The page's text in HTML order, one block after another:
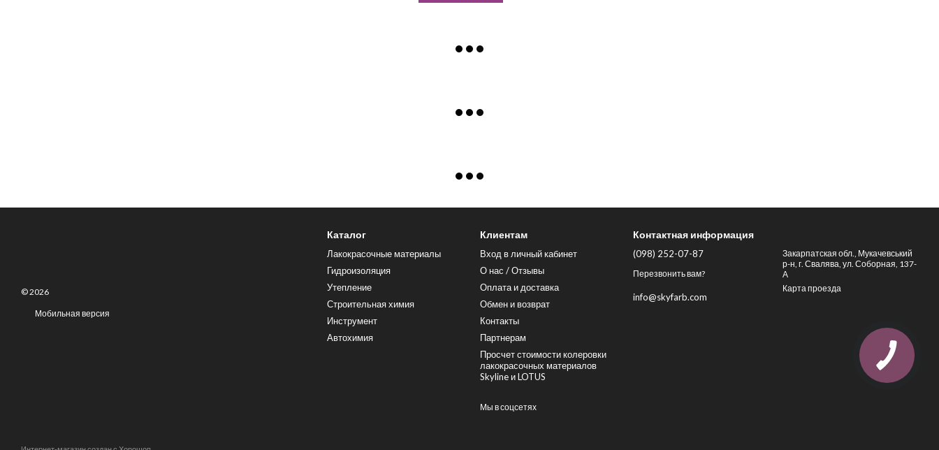
© 2026
Мобильная версия
Каталог
Лакокрасочные материалы
Гидроизоляция
Утепление
Строительная химия
Инструмент
Автохимия
Клиентам
Вход в личный кабинет
О нас / Отзывы
Оплата и доставка
Обмен и возврат
Контакты
Партнерам
Просчет стоимости колеровки
лакокрасочных материалов
Skyline и LOTUS
Мы в соцсетях
Контактная информация
(098) 252-07-87
Перезвонить вам?
info@skyfarb.com
Закарпатская обл., Мукачевський
р-н, г. Свалява, ул. Соборная, 137-
А
Карта проезда